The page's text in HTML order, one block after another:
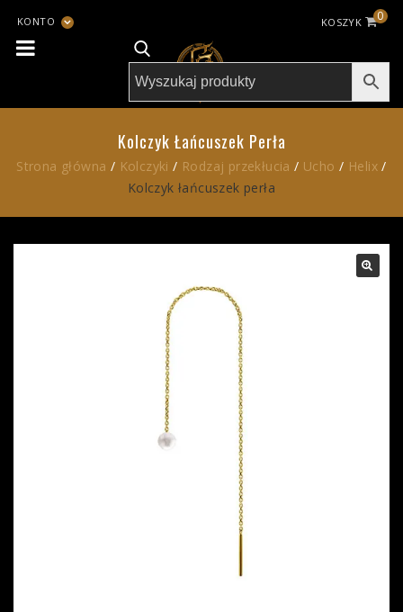
KOSZYK 0
KONTO
Kolczyk Łańcuszek Perła
Strona główna / Kolczyki / Rodzaj przekłucia / Ucho / Helix/
Kolczyk łańcuszek perła
-10%